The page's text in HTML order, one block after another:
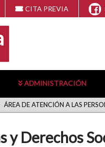
CITA PREVIA
ADMINISTRACIÓN
ÁREA DE ATENCIÓN A LAS
y Derechos